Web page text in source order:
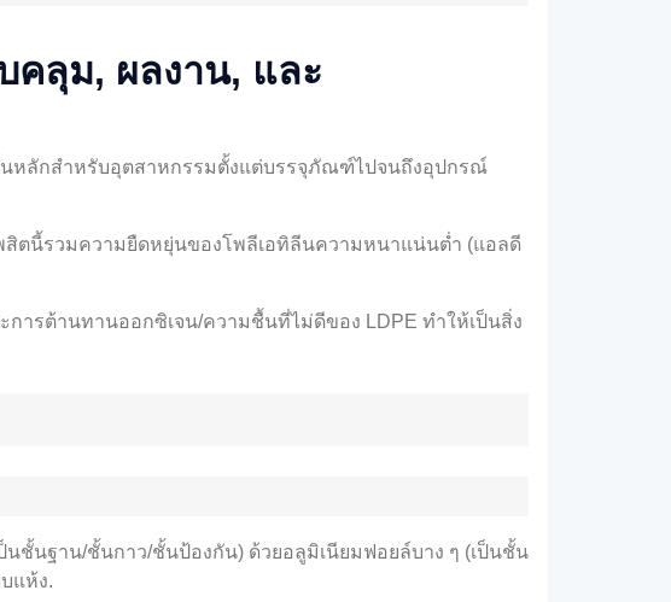
คลุม, ผลงาน, และ
หลักสำหรับอุตสาหกรรมตั้งแต่บรรจุภัณฑ์ไปจนถึงอุปกรณ์
สิตนี้รวมความยืดหยุ่นของโพลีเอทิลีนความหนาแน่นต่ำ (แอลดี
ารต้านทานออกซิเจน/ความชื้นที่ไม่ดีของ LDPE ทำให้เป็นสิ่ง
ชั้นฐาน/ชั้นกาว/ชั้นป้องกัน) ด้วยอลูมิเนียมฟอยล์บาง ๆ (เป็นชั้น
แห้ง.